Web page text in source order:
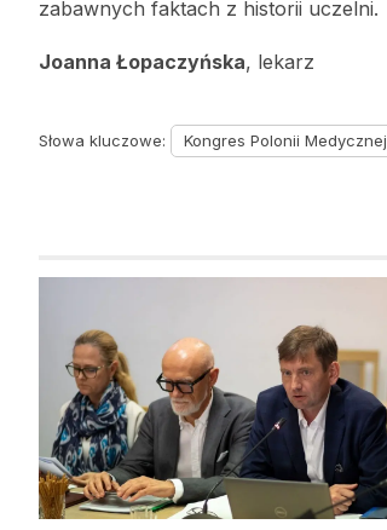
zabawnych faktach z historii uczelni.
Joanna Łopaczyńska, lekarz
Słowa kluczowe: Kongres Polonii Medycznej